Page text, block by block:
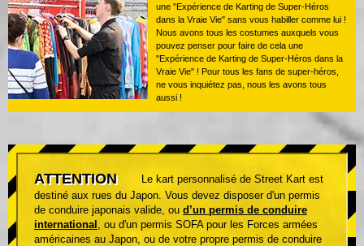
une "Expérience de Karting de Super-Héros
dans la Vraie Vie" sans vous habiller comme lui !
Nous avons tous les costumes auxquels vous
pouvez penser pour faire de cela une
"Expérience de Karting de Super-Héros dans la
Vraie Vie" ! Pour tous les fans de super-héros,
ne vous inquiétez pas, nous les avons tous
aussi !
ATTENTION
Le kart personnalisé de Street Kart est
destiné aux rues du Japon. Vous devez disposer d'un permis
de conduire japonais valide, ou d’un permis de conduire
international
, ou d'un permis SOFA pour les Forces armées
américaines au Japon, ou de votre propre permis de conduire